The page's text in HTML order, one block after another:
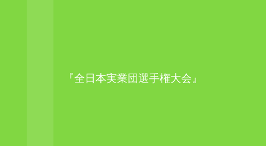
『全日本実業団選手権大会』